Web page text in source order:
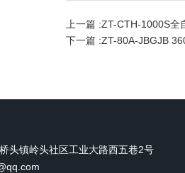
上一篇 :ZT-CTH-1000S全
下一篇 :ZT-80A-JBGJB
头镇岭头社区工业大路西五巷2号